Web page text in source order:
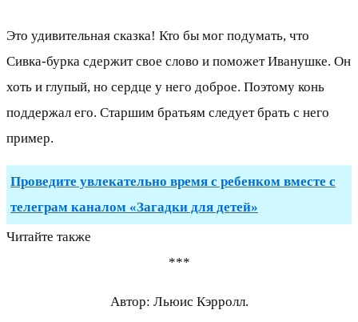
Это удивительная сказка! Кто бы мог подумать, что
Сивка-бурка сдержит свое слово и поможет Иванушке. Он
хоть и глупый, но сердце у него доброе. Поэтому конь
поддержал его. Старшим братьям следует брать с него
пример.
Проведите увлекательно время с ребенком вместе с
телеграм каналом «Загадки для детей»
Читайте также
***
Автор: Льюис Кэрролл.